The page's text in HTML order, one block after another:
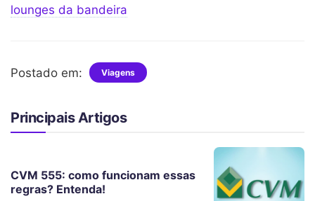
lounges da bandeira
Postado em: Viagens
Principais Artigos
CVM 555: como funcionam essas
regras? Entenda!